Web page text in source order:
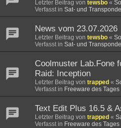
Letzter Beitrag von tewsbo «
Verfasst in Sat- und
News vom 23.07.2026
Letzter Beitrag von tewsbo «
Verfasst in Sat- und
Coolmuster Lab.Fone
Raid: Inception
Letzter Beitrag von trapped «
Verfasst in Freeware des Tages
Text Edit Plus 16.5 &
Letzter Beitrag von trapped «
Verfasst in Freeware des Tages